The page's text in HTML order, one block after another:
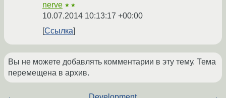
nerve ★★
10.07.2014 10:13:17 +00:00
Ссылка
Вы не можете добавлять комментарии в эту тему. Тема
перемещена в архив.